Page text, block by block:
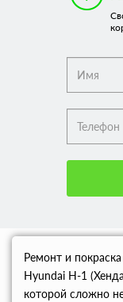
Ремонт и
Hyundai H-1
которой сложно